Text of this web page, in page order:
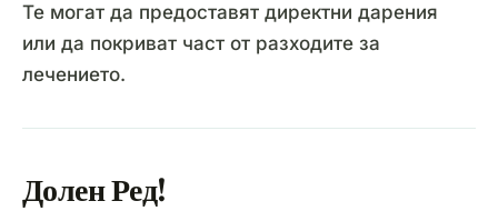
Те могат да предоставят директни дарения
или да покриват част от разходите за
лечението.
Долен Ред!